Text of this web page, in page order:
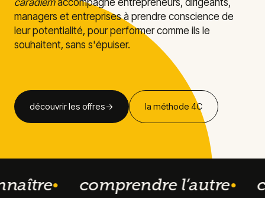
managers et entreprises à prendre conscience de
leur potentialité, pour performer comme ils le
souhaitent, sans s'épuiser.
découvrir les offres→ la méthode 4C
● comprendre l’autre●